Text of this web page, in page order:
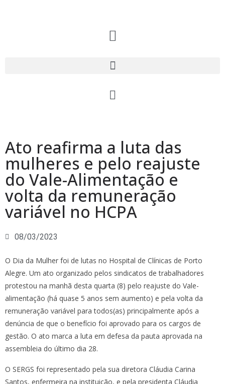
Ato reafirma a luta das
mulheres e pelo reajuste
do Vale-Alimentação e
volta da remuneração
variável no HCPA
08/03/2023
O Dia da Mulher foi de lutas no Hospital de Clínicas de Porto
Alegre. Um ato organizado pelos sindicatos de trabalhadores
protestou na manhã desta quarta (8) pelo reajuste do Vale-
alimentação (há quase 5 anos sem aumento) e pela volta da
remuneração variável para todos(as) principalmente após a
denúncia de que o benefício foi aprovado para os cargos de
gestão. O ato marca a luta em defesa da pauta aprovada na
assembleia do último dia 28.
O SERGS foi representado pela sua diretora Cláudia Carina
Santos, enfermeira na instituição, e pela presidenta Cláudia